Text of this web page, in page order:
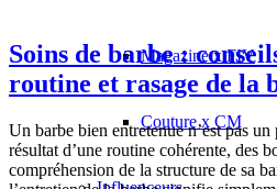
Magazine x FIV
Couture x CM
Soins de barbe :
routine et rasage de la
Un barbe bien entretenue n’est pas
résultat d’une routine cohérente, des
compréhension de la structure de sa